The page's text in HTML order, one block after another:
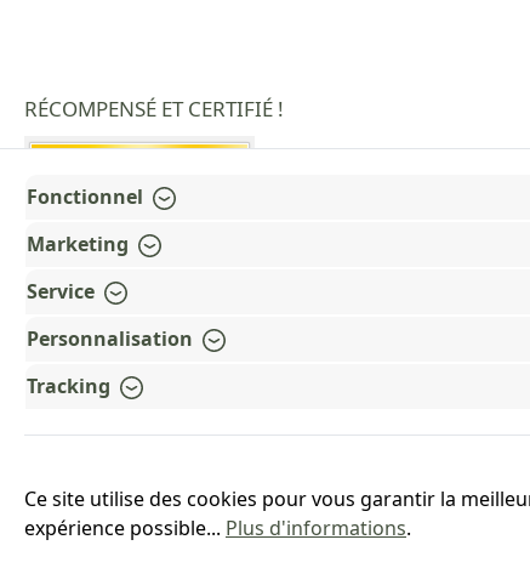
RÉCOMPENSÉ ET CERTIFIÉ !
*Tous les
Fonctionnel
Marketing
Service
Personnalisation
Tracking
Ce site utilise des cookies pour vous garantir la
expérience possible... Plus d'informations.